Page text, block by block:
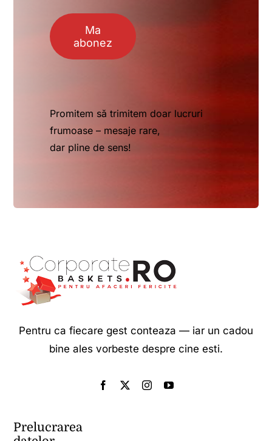
Ma
abonez
Promitem să trimitem doar lucruri
frumoase – mesaje rare,
dar pline de sens!
Pentru ca fiecare gest conteaza — iar un cadou
bine ales vorbeste despre cine esti.
Prelucrarea